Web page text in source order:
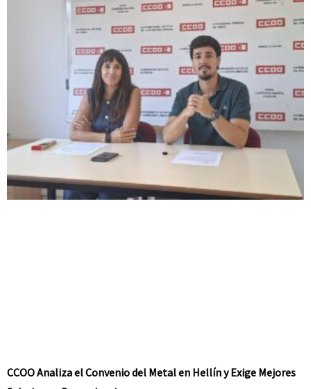
CCOO Analiza el Convenio del Metal en Hellín y Exige Mejores